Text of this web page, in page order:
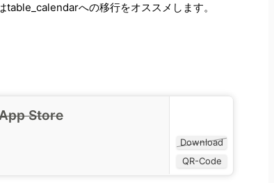
への移行をオススメします。
Download
QR-Code
Store